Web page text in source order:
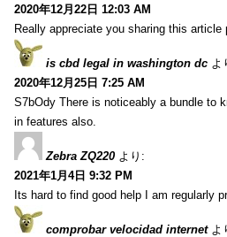
2020年12月22日 12:03 AM
Really appreciate you sharing this
is cbd legal in washington dc よ
2020年12月25日 7:25 AM
S7bOdy There is noticeably a bundle to
in features also.
Zebra ZQ220 より:
2021年1月4日 9:32 PM
Its hard to find good help I am regularly
comprobar velocidad internet よ